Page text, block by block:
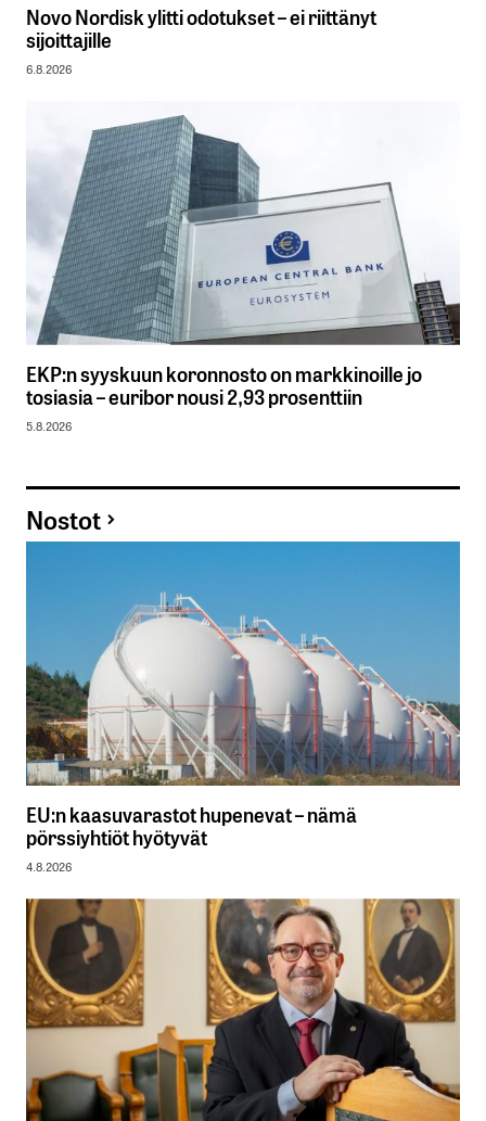
Novo Nordisk ylitti odotukset – ei riittänyt
sijoittajille
6.8.2026
EKP:n syyskuun koronnosto on markkinoille jo
tosiasia – euribor nousi 2,93 prosenttiin
5.8.2026
Nostot
EU:n kaasuvarastot hupenevat – nämä
pörssiyhtiöt hyötyvät
4.8.2026